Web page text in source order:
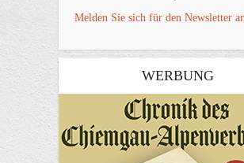
Melden Sie sich für den Newsletter
WERBUNG